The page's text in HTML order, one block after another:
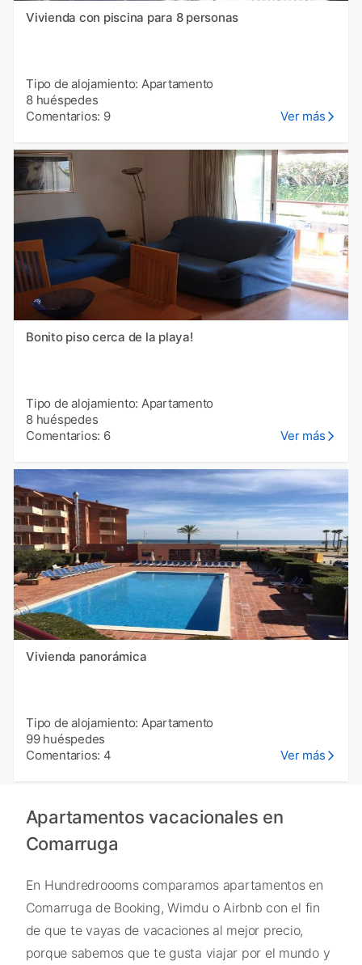
Vivienda con piscina para 8 personas
Tipo de alojamiento: Apartamento
8 huéspedes
Comentarios: 9
Ver más
Bonito piso cerca de la playa!
Tipo de alojamiento: Apartamento
8 huéspedes
Comentarios: 6
Ver más
Vivienda panorámica
Tipo de alojamiento: Apartamento
99 huéspedes
Comentarios: 4
Ver más
Apartamentos vacacionales en
Comarruga
En Hundredroooms comparamos apartamentos en
Comarruga de Booking, Wimdu o Airbnb con el fin
de que te vayas de vacaciones al mejor precio,
porque sabemos que te gusta viajar por el mundo y